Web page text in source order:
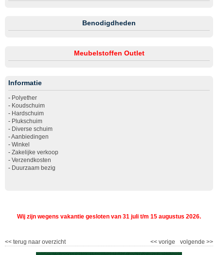
Benodigdheden
Meubelstoffen Outlet
Informatie
- Polyether
- Koudschuim
- Hardschuim
- Plukschuim
- Diverse schuim
-Aanbiedingen
- Winkel
- Zakelijke verkoop
- Verzendkosten
- Duurzaam bezig
Wij zijn wegens vakantie gesloten van 31 juli t/m 15 augustus 2026.
<< terug naar overzicht volgende >>
<< vorige